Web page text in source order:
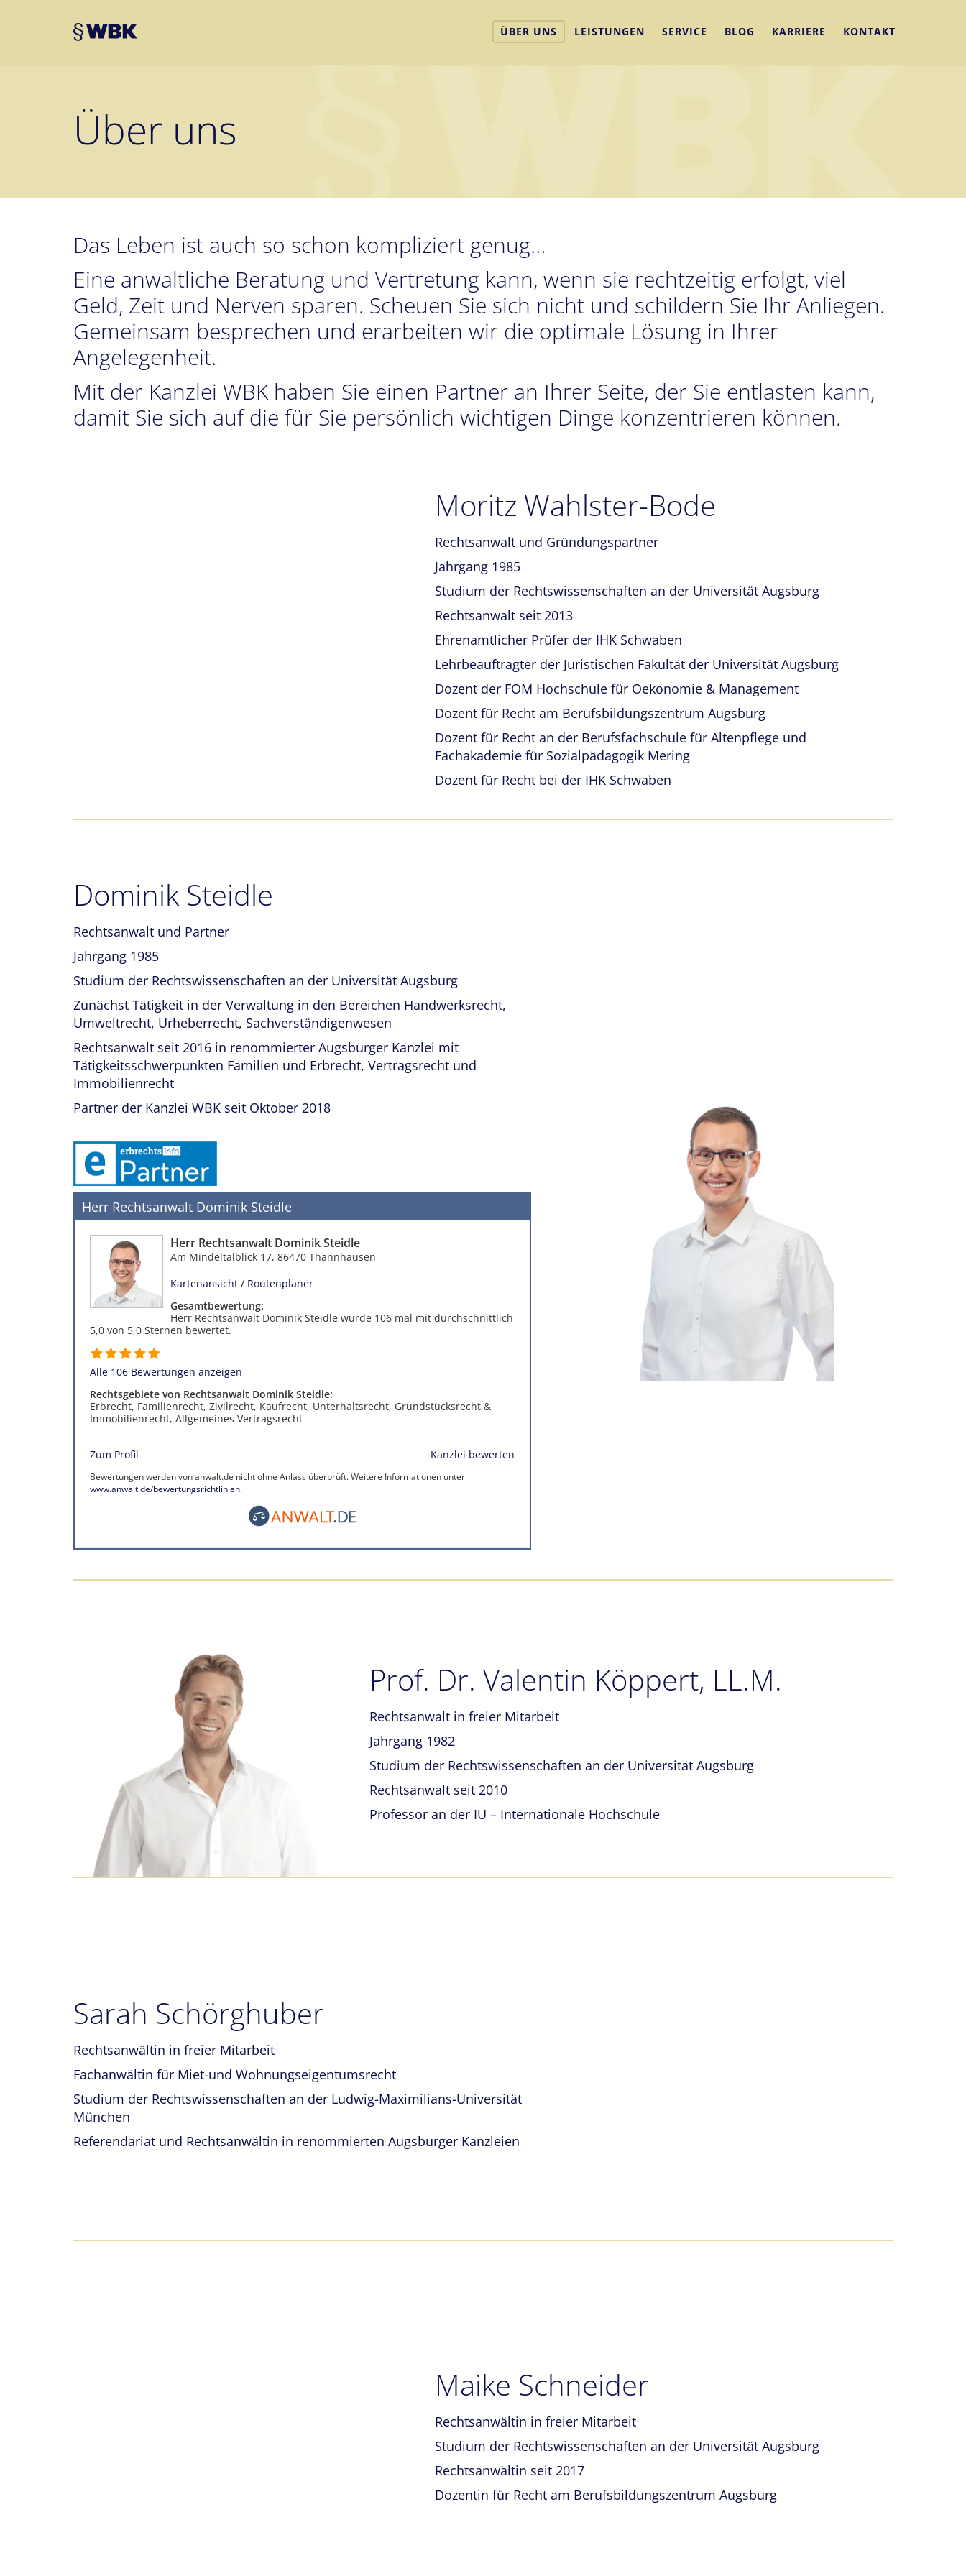
ÜBER UNS LEISTUNGEN SERVICE BLOG KARRIERE KONTAKT
Über uns
Das Leben ist auch so schon kompliziert genug…
Eine anwaltliche Beratung und Vertretung kann, wenn sie rechtzeitig erfolgt, viel
Geld, Zeit und Nerven sparen. Scheuen Sie sich nicht und schildern Sie Ihr Anliegen.
Gemeinsam besprechen und erarbeiten wir die optimale Lösung in Ihrer
Angelegenheit.
Mit der Kanzlei WBK haben Sie einen Partner an Ihrer Seite, der Sie entlasten kann,
damit Sie sich auf die für Sie persönlich wichtigen Dinge konzentrieren können.
Moritz Wahlster-Bode
Rechtsanwalt und Gründungspartner
Jahrgang 1985
Studium der Rechtswissenschaften an der Universität Augsburg
Rechtsanwalt seit 2013
Ehrenamtlicher Prüfer der IHK Schwaben
Lehrbeauftragter der Juristischen Fakultät der Universität Augsburg
Dozent der FOM Hochschule für Oekonomie & Management
Dozent für Recht am Berufsbildungszentrum Augsburg
Dozent für Recht an der Berufsfachschule für Altenpflege und
Fachakademie für Sozialpädagogik Mering
Dozent für Recht bei der IHK Schwaben
Dominik Steidle
Rechtsanwalt und Partner
Jahrgang 1985
Studium der Rechtswissenschaften an der Universität Augsburg
Zunächst Tätigkeit in der Verwaltung in den Bereichen Handwerksrecht,
Umweltrecht, Urheberrecht, Sachverständigenwesen
Rechtsanwalt seit 2016 in renommierter Augsburger Kanzlei mit
Tätigkeitsschwerpunkten Familien und Erbrecht, Vertragsrecht und
Immobilienrecht
Partner der Kanzlei WBK seit Oktober 2018
Herr Rechtsanwalt Dominik Steidle
Herr Rechtsanwalt Dominik Steidle
Am Mindeltalblick 17, 86470 Thannhausen
Kartenansicht / Routenplaner
Gesamtbewertung:
Herr Rechtsanwalt Dominik Steidle wurde 106 mal mit durchschnittlich
5,0 von 5,0 Sternen bewertet.
Alle 106 Bewertungen anzeigen
Rechtsgebiete von Rechtsanwalt Dominik Steidle:
Erbrecht, Familienrecht, Zivilrecht, Kaufrecht, Unterhaltsrecht, Grundstücksrecht &
Immobilienrecht, Allgemeines Vertragsrecht
Zum Profil Kanzlei bewerten
Bewertungen werden von anwalt.de nicht ohne Anlass überprüft. Weitere Informationen unter
www.anwalt.de/bewertungsrichtlinien.
Prof. Dr. Valentin Köppert, LL.M.
Rechtsanwalt in freier Mitarbeit
Jahrgang 1982
Studium der Rechtswissenschaften an der Universität Augsburg
Rechtsanwalt seit 2010
Professor an der IU – Internationale Hochschule
Sarah Schörghuber
Rechtsanwältin in freier Mitarbeit
Fachanwältin für Miet-und Wohnungseigentumsrecht
Studium der Rechtswissenschaften an der Ludwig-Maximilians-Universität
München
Referendariat und Rechtsanwältin in renommierten Augsburger Kanzleien
Maike Schneider
Rechtsanwältin in freier Mitarbeit
Studium der Rechtswissenschaften an der Universität Augsburg
Rechtsanwältin seit 2017
Dozentin für Recht am Berufsbildungszentrum Augsburg